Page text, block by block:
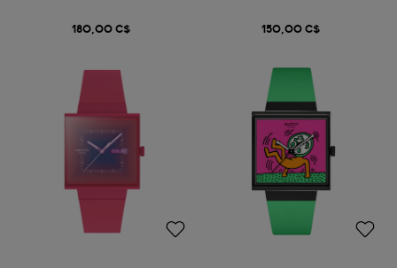
180,00 C$ 150,00 C$